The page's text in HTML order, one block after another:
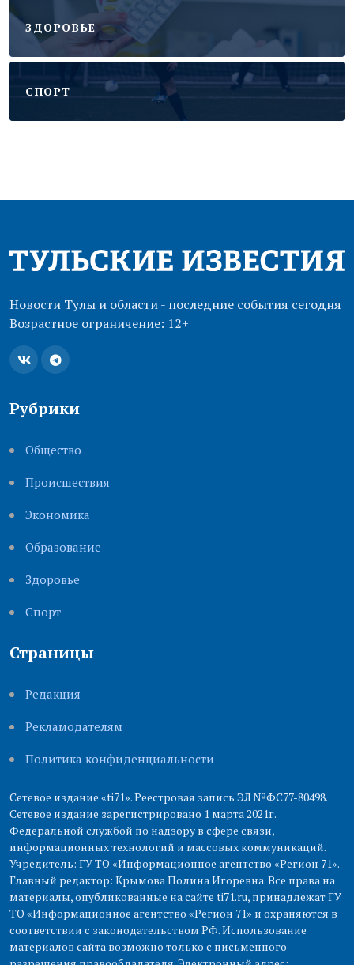
ЗДОРОВЬЕ
CПОРТ
Новости Тулы и области - последние события сегодня
Возрастное ограничение: 12+
Рубрики
Общество
Происшествия
Экономика
Образование
Здоровье
Cпорт
Страницы
Редакция
Рекламодателям
Политика конфиденциальности
Сетевое издание «ti71». Реестровая запись ЭЛ №ФС77-80498.
Сетевое издание зарегистрировано 1 марта 2021г.
Федеральной службой по надзору в сфере связи,
информационных технологий и массовых коммуникаций.
Учредитель: ГУ ТО «Информационное агентство «Регион 71».
Главный редактор: Крымова Полина Игоревна. Все права на
материалы, опубликованные на сайте ti71.ru, принадлежат ГУ
ТО «Информационное агентство «Регион 71» и охраняются в
соответствии с законодательством РФ. Использование
материалов сайта возможно только с письменного